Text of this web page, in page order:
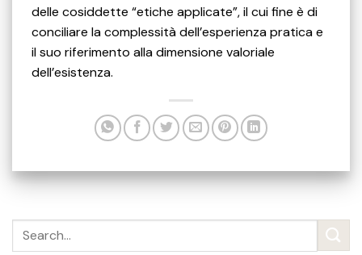
delle cosiddette “etiche applicate”, il cui fine è di
conciliare la complessità dell’esperienza pratica e
il suo riferimento alla dimensione valoriale
dell’esistenza.